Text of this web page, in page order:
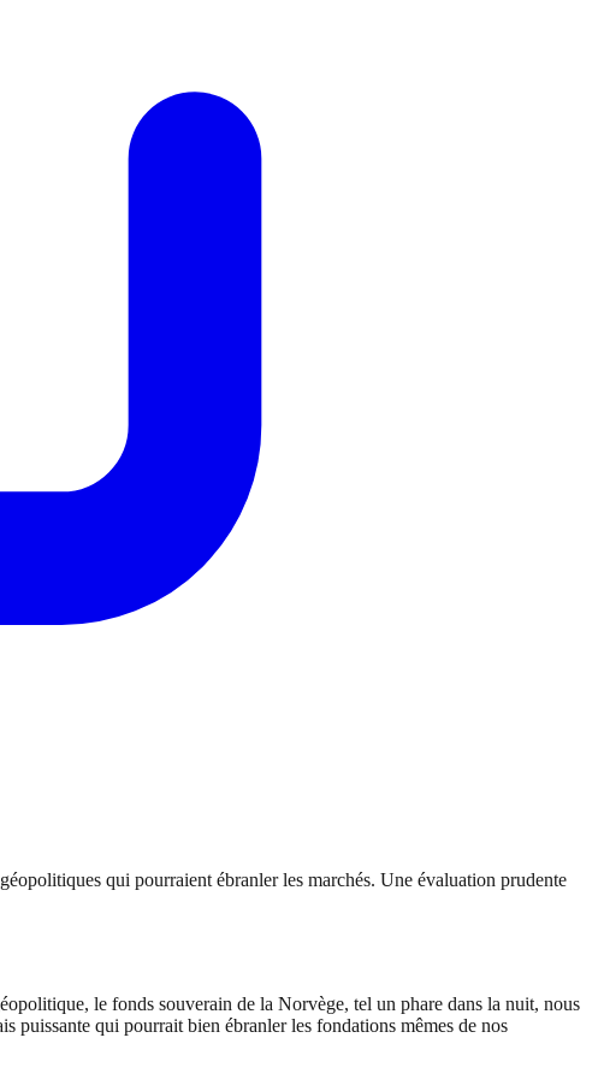
qui pourraient ébranler les marchés. Une évaluation prudente
le fonds souverain de la Norvège, tel un phare dans la nuit, nous
puissante qui pourrait bien ébranler les fondations mêmes de nos